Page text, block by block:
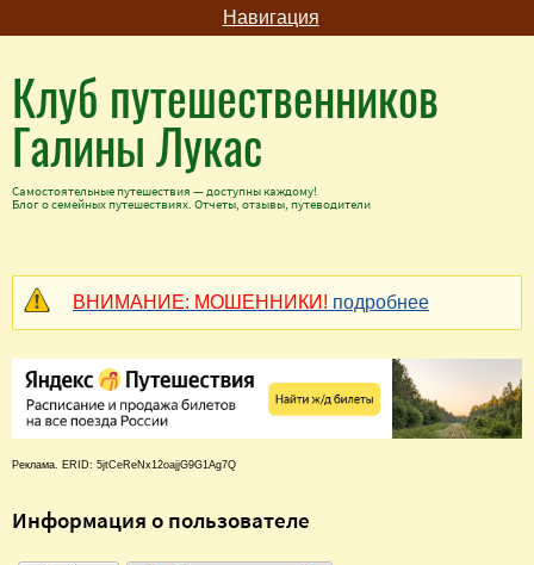
Навигация
Клуб путешественников
Галины Лукас
Самостоятельные путешествия — доступны каждому!
Блог о семейных путешествиях. Отчеты, отзывы, путеводители
ВНИМАНИЕ: МОШЕННИКИ! подробнее
Реклама. ERID: 5jtCeReNx12oajjG9G1Ag7Q
Информация о пользователе